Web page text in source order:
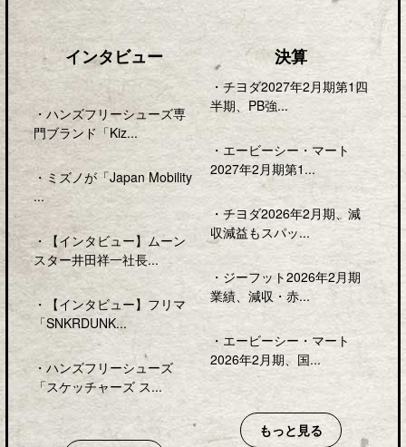
インタビュー
・ ハンズフリーシューズ専
門ブランド「Kiz...
・ ミズノが「Japan Mobility
...
・ 【インタビュー】ムーン
スター井田祥一社長...
・ 【インタビュー】フリマ
「SNKRDUNK...
・ ハンズフリーシューズ
「スケッチャーズ ス...
決算
・チヨダ2027年2月期第1四
半期、PB強...
・ エービーシー・マート
2027年2月期第1...
・ チヨダ2026年2月期、減
収減益もスパッ...
・ ジーフット2026年2月期
業績、減収・赤...
・ エービーシー・マート
2026年2月期、国...
もっと見る